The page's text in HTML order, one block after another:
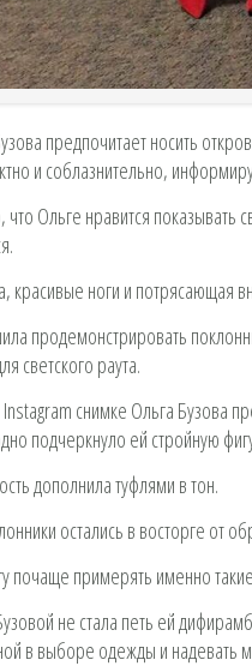
предпочитает носить
и соблазнительно,
Ольге нравится показывать
красивые ноги и потрясающая
продемонстрировать
светского раута.
снимке Ольга Бузова
подчеркнуло ей стройную
дополнила туфлями в тон.
остались в восторге от
почаще примерять именно
не стала петь ей
в выборе одежды и надевать